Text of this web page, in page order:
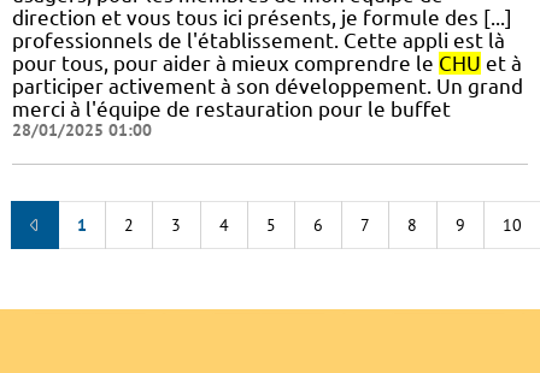
direction et vous tous ici présents, je formule des [...]
professionnels de l'établissement. Cette appli est là
pour tous, pour aider à mieux comprendre le CHU et à
participer activement à son développement. Un grand
merci à l'équipe de restauration pour le buffet
28/01/2025 01:00
1 2 3 4 5 6 7 8 9 10